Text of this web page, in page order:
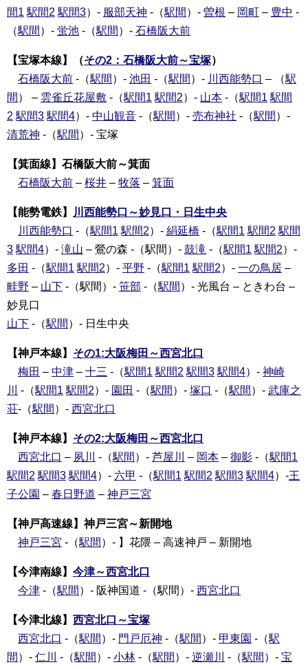
間1 駅間2 駅間3）- 服部天神 -（駅間 ）- 曽根 – 岡町 – 豊中 -
（駅間 ）- 蛍池 -（駅間 ）- 石橋阪大前
【宝塚本線】（その2：石橋阪大前～宝塚）
石橋阪大前 -（駅間 ）- 池田 -（駅間 ）- 川西能勢口 – （駅
間 ） – 雲雀丘花屋敷 -（駅間1 駅間2）- 山本 -（駅間1 駅間
2 駅間3 駅間4）- 中山観音 -（駅間 ）- 売布神社 -（駅間 ）-
清荒神 -（駅間 ）- 宝塚
【箕面線】石橋阪大前～箕面
石橋阪大前 – 桜井 – 牧落 – 箕面
【能勢電鉄】
川西能勢口～妙見口・日生中央
川西能勢口 -（駅間1 駅間2）- 絹延橋 -（駅間1 駅間2 駅間
3 駅間4）- 滝山 – 鶯の森 -（駅間）- 鼓滝 -（駅間1 駅間2）-
多田 -（駅間1 駅間2）- 平野 -（駅間1 駅間2）- 一の鳥居 –
畦野 – 山下 -（駅間）- 笹部 -（駅間 ）- 光風台 – ときわ台 –
妙見口
山下 -（駅間 ）- 日生中央
【神戸本線】 その1:大阪梅田～西宮北口
梅田 – 中津 – 十三 -（駅間1 駅間2 駅間3 駅間4）- 神崎
川
-（駅間1 駅間2）- 園田 -（駅間 ）- 塚口 -（駅間 ）- 武庫之
荘-（駅間 ）- 西宮北口
【神戸本線】 その2:大阪梅田～西宮北口
西宮北口 – 夙川 -（駅間 ）- 芦屋川 – 岡本 – 御影 -（駅間1
駅間2 駅間3 駅間4）- 六甲 -（駅間1 駅間2 駅間3 駅間4）-王
子公園 – 春日野道 – 神戸三宮
【神戸高速線】神戸三宮～新開地
神戸三宮 -（駅間 ）- 】花隈 – 高速神戸 – 新開地
【今津南線】 今津～西宮北口
今津 -（駅間 ）- 阪神国道 -（駅間）- 西宮北口
【今津北線】 西宮北口～宝塚
西宮北口 -（駅間 ）- 門戸厄神 -（駅間 ）- 甲東園 -（駅
間 ）- 仁川 -（駅間 ）- 小林 -（駅間 ）- 逆瀬川 -（駅間 ）- 宝